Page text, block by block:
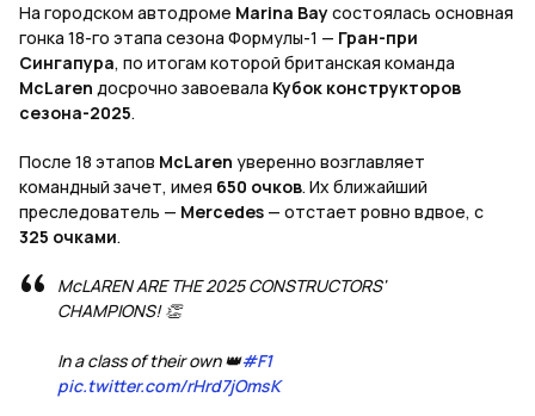
На городском автодроме Marina Bayсостоялась основная
гонка 18-го этапа сезона Формулы-1 — Гран-при
Сингапура, по итогам которой британская команда
McLaren досрочно завоевала Кубок конструкторов
сезона-2025.
После 18 этапов McLaren уверенно возглавляет
командный зачет, имея 650 очков. Их ближайший
преследователь — Mercedes — отстает ровно вдвое, с
325 очками.
McLAREN ARE THE 2025 CONSTRUCTORS'
CHAMPIONS! 👏
In a class of their own 👑#F1
pic.twitter.com/rHrd7jOmsK